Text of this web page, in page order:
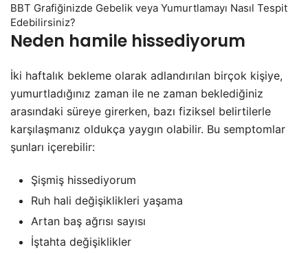
BBT Grafiğinizde Gebelik veya Yumurtlamayı Nasıl Tespit
Edebilirsiniz?
Neden hamile hissediyorum
İki haftalık bekleme olarak adlandırılan birçok kişiye,
yumurtladığınız zaman ile ne zaman beklediğiniz
arasındaki süreye girerken, bazı fiziksel belirtilerle
karşılaşmanız oldukça yaygın olabilir. Bu semptomlar
şunları içerebilir:
Şişmiş hissediyorum
Ruh hali değişiklikleri yaşama
Artan baş ağrısı sayısı
İştahta değişiklikler